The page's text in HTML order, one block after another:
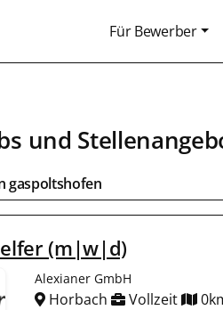
Für Bewerber
und
gaspoltshofen
(m|w|d)
Alexianer GmbH
Horbach Vollzeit